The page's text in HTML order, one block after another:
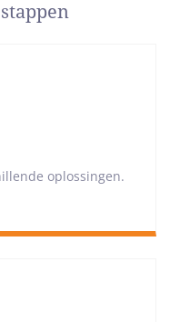
oplossingen.